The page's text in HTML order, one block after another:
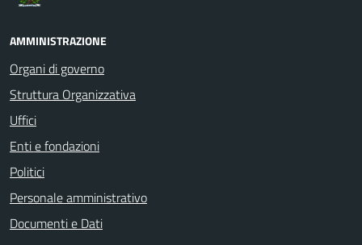
AMMINISTRAZIONE
Organi di governo
Struttura Organizzativa
Uffici
Enti e fondazioni
Politici
Personale amministrativo
Documenti e Dati